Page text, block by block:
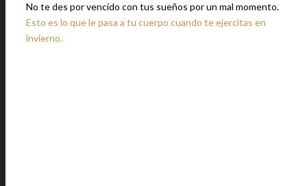
No te des por vencido con tus sueños por un mal momento.
Esto es lo que le pasa a tu cuerpo cuando te ejercitas en
invierno.